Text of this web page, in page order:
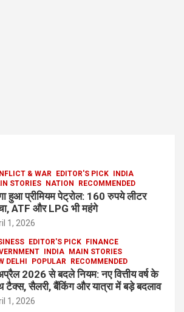
& WAR EDITOR'S PICK
INDIA
STORIES
NATION RECOMMENDED
हुआ प्रीमियम पेट्रोल: 160 रुपये लीटर
ATF और LPG भी महंगे
1, 2026
EDITOR'S PICK
FINANCE
INDIA
MAIN STORIES
DELHI
POPULAR RECOMMENDED
2026 से बदले नियम: नए वित्तीय वर्ष के
टैक्स, सैलरी, बैंकिंग और यात्रा में बड़े बदलाव
1, 2026